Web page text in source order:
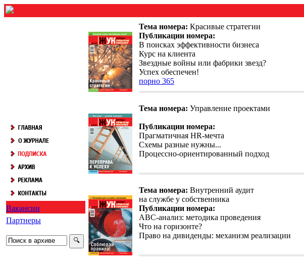
Вакансии
Партнеры
Тема номера: Красивые стратегии
Публикации номера:
В поисках эффективности бизнеса
Курс на клиента
Звездные войны или фабрики звезд?
Успех обеспечен!
порно 365
Тема номера: Управление проектами
Публикации номера:
Прагматичная HR-мечта
Схемы разные нужны...
Процессно-ориентированный подход
Тема номера: Внутренний аудит
на службе у собственника
Публикации номера:
АВС-анализ: методика проведения
Что на горизонте?
Право на дивиденды: механизм реализации